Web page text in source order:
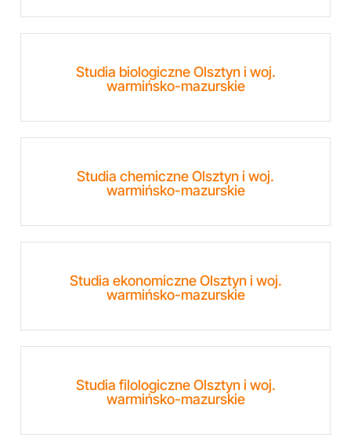
Studia biologiczne Olsztyn i woj.
warmińsko-mazurskie
Studia chemiczne Olsztyn i woj.
warmińsko-mazurskie
Studia ekonomiczne Olsztyn i woj.
warmińsko-mazurskie
Studia filologiczne Olsztyn i woj.
warmińsko-mazurskie